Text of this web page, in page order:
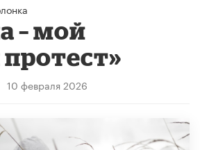
– мой
10 февраля 2026